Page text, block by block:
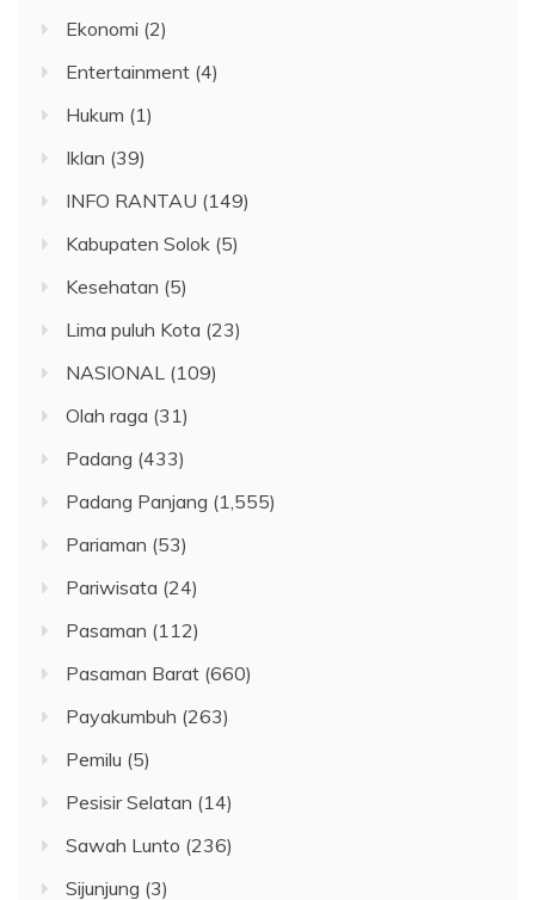
Ekonomi (2)
Entertainment (4)
Hukum (1)
Iklan (39)
INFO RANTAU (149)
Kabupaten Solok (5)
Kesehatan (5)
Lima puluh Kota (23)
NASIONAL (109)
Olah raga (31)
Padang (433)
Padang Panjang (1,555)
Pariaman (53)
Pariwisata (24)
Pasaman (112)
Pasaman Barat (660)
Payakumbuh (263)
Pemilu (5)
Pesisir Selatan (14)
Sawah Lunto (236)
Sijunjung (3)